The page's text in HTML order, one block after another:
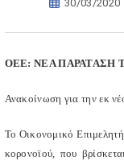
30/03/2020
ΟΕΕ: ΝΕΑ ΠΑΡΑΤΑΣΗ
Ανακοίνωση για την εκ
Το Οικονομικό
κορονοϊού, που